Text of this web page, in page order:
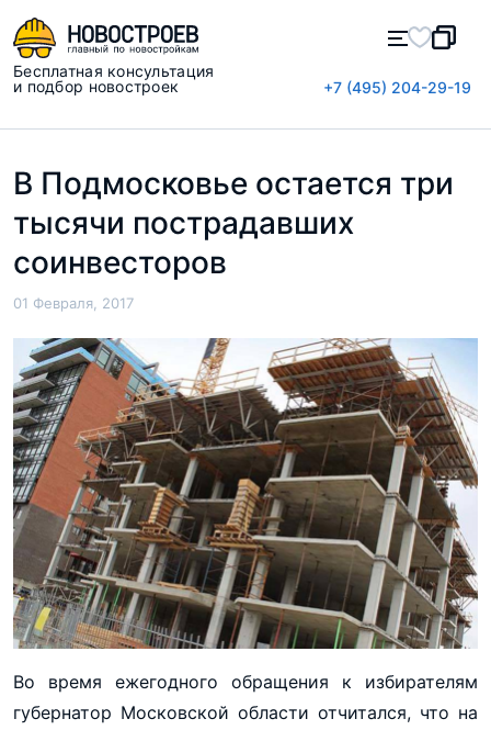
Бесплатная консультация
и подбор новостроек
+7 (495) 204-29-19
В Подмосковье остается три
тысячи пострадавших
соинвесторов
01 Февраля, 2017
Во время ежегодного обращения к избирателям
губернатор Московской области отчитался, что на